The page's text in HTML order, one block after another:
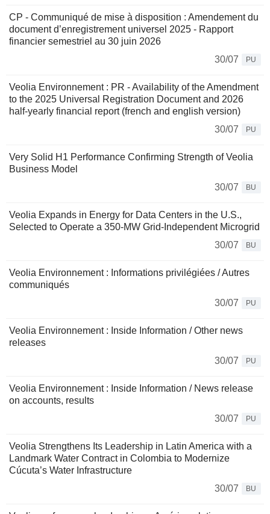
CP - Communiqué de mise à disposition : Amendement du
document d’enregistrement universel 2025 - Rapport
financier semestriel au 30 juin 2026
30/07
PU
Veolia Environnement : PR - Availability of the Amendment
to the 2025 Universal Registration Document and 2026
half-yearly financial report (french and english version)
30/07
PU
Very Solid H1 Performance Confirming Strength of Veolia
Business Model
30/07
BU
Veolia Expands in Energy for Data Centers in the U.S.,
Selected to Operate a 350-MW Grid-Independent Microgrid
30/07
BU
Veolia Environnement : Informations privilégiées / Autres
communiqués
30/07
PU
Veolia Environnement : Inside Information / Other news
releases
30/07
PU
Veolia Environnement : Inside Information / News release
on accounts, results
30/07
PU
Veolia Strengthens Its Leadership in Latin America with a
Landmark Water Contract in Colombia to Modernize
Cúcuta’s Water Infrastructure
30/07
BU